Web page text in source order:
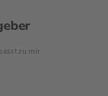
zu mir